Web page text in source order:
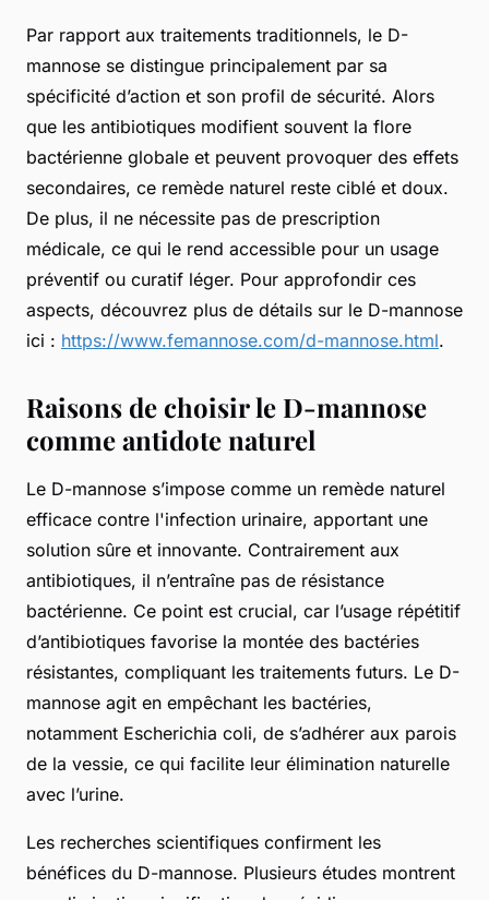
Par rapport aux traitements traditionnels, le D-
mannose se distingue principalement par sa
spécificité d’action et son profil de sécurité. Alors
que les antibiotiques modifient souvent la flore
bactérienne globale et peuvent provoquer des effets
secondaires, ce remède naturel reste ciblé et doux.
De plus, il ne nécessite pas de prescription
médicale, ce qui le rend accessible pour un usage
préventif ou curatif léger. Pour approfondir ces
aspects, découvrez plus de détails sur le D-mannose
ici : https://www.femannose.com/d-mannose.html.
Raisons de choisir le D-mannose
comme antidote naturel
Le D-mannose s’impose comme un remède naturel
efficace contre l'infection urinaire, apportant une
solution sûre et innovante. Contrairement aux
antibiotiques, il n’entraîne pas de résistance
bactérienne. Ce point est crucial, car l’usage répétitif
d’antibiotiques favorise la montée des bactéries
résistantes, compliquant les traitements futurs. Le D-
mannose agit en empêchant les bactéries,
notamment Escherichia coli, de s’adhérer aux parois
de la vessie, ce qui facilite leur élimination naturelle
avec l’urine.
Les recherches scientifiques confirment les
bénéfices du D-mannose. Plusieurs études montrent